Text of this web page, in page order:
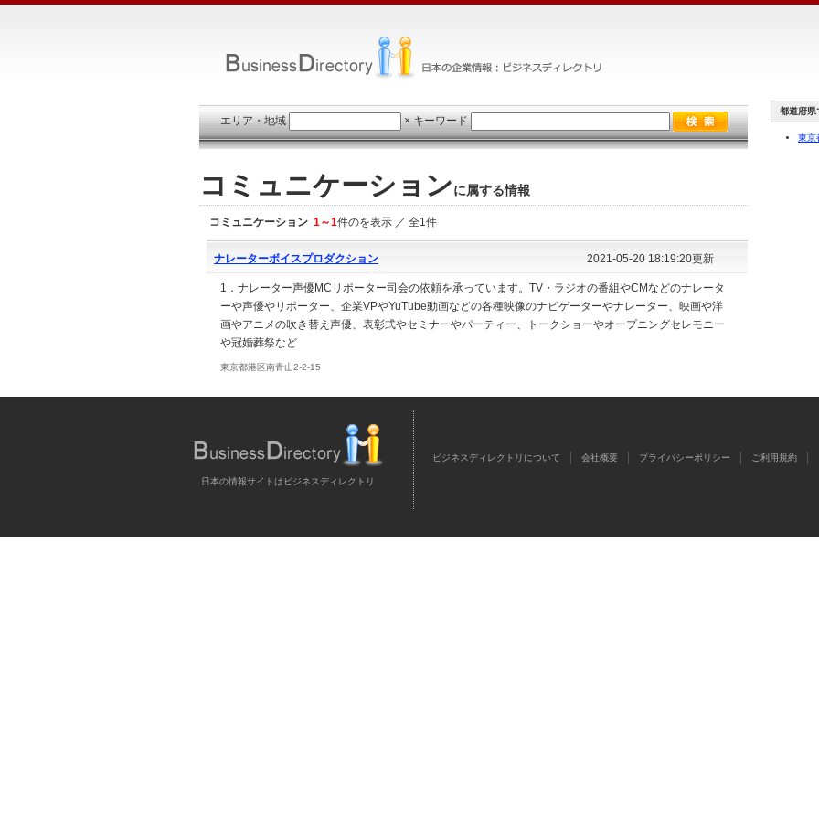
エリア・地域 × キーワード
コミュニケーションに属する情報
コミュニケーション 1～1件のを表示 ／ 全1件
ナレーターボイスプロダクション 2021-05-20 18:19:20更新
1．ナレーター声優MCリポーター司会の依頼を承っています。TV・ラジオの番組やCMなどのナレータ
ーや声優やリポーター、企業VPやYuTube動画などの各種映像のナビゲーターやナレーター、映画や洋
画やアニメの吹き替え声優、表彰式やセミナーやパーティー、トークショーやオープニングセレモニー
や冠婚葬祭など
東京都港区南青山2-2-15
都道府県
東京
日本の情報サイトはビジネスディレクトリ
ビジネスディレクトリについて 会社概要 プライバシーポリシー ご利用規約